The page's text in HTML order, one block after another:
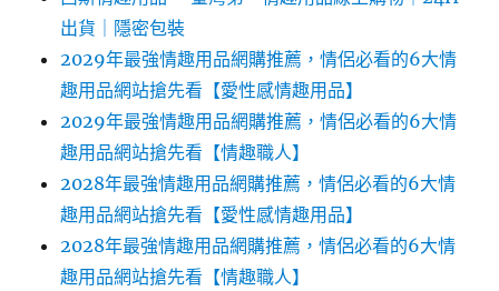
出貨｜隱密包裝
2029年最強情趣用品網購推薦，情侶必看的6大情
趣用品網站搶先看【愛性感情趣用品】
2029年最強情趣用品網購推薦，情侶必看的6大情
趣用品網站搶先看【情趣職人】
2028年最強情趣用品網購推薦，情侶必看的6大情
趣用品網站搶先看【愛性感情趣用品】
2028年最強情趣用品網購推薦，情侶必看的6大情
趣用品網站搶先看【情趣職人】